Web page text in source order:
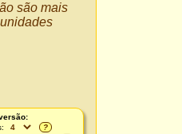
são mais
?